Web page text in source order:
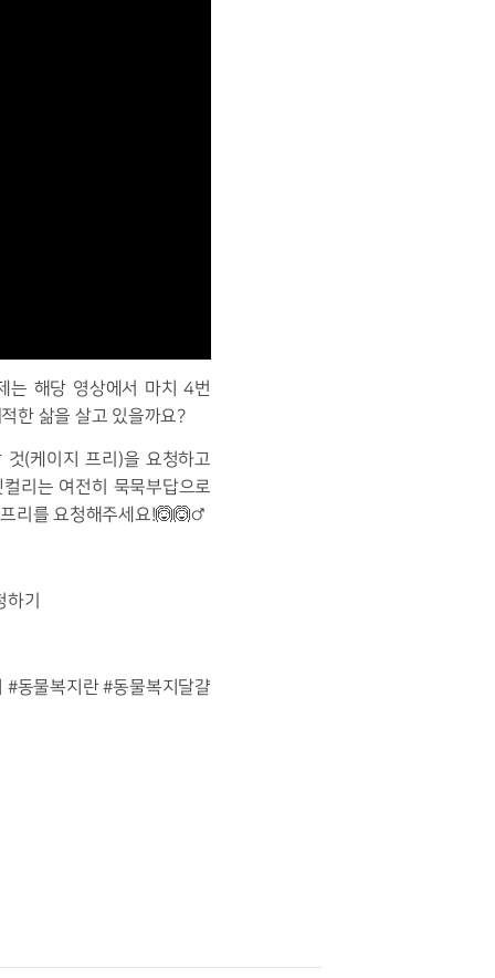
는 해당 영상에서 마치4번
한 삶을 살고 있을까요?
것(케이지 프리 )을 요청하고
리는 여전히 묵묵부답으로
리를 요청해주세요!🙆🙆‍♂️
기
#동물복지란#동물복지달걀